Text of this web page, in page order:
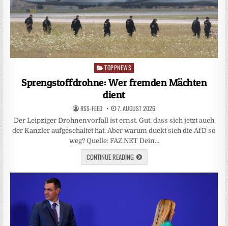
Posted
TOPPNEWS
Sprengstoffdrohne: Wer fremden Mächten
dient
RSS-FEED 7. AUGUST 2026
Der Leipziger Drohnenvorfall ist ernst. Gut, dass sich jetzt auch
der Kanzler aufgeschaltet hat. Aber warum duckt sich die AfD so
weg? Quelle: FAZ.NET Dein…
CONTINUE READING